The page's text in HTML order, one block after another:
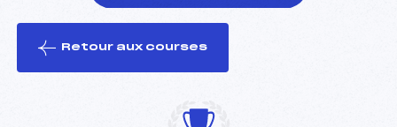
le ski
Retour aux courses